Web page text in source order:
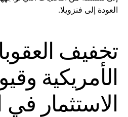
العودة إلى فنزويلا.
تخفيف
الأمريكية
الاستثمار